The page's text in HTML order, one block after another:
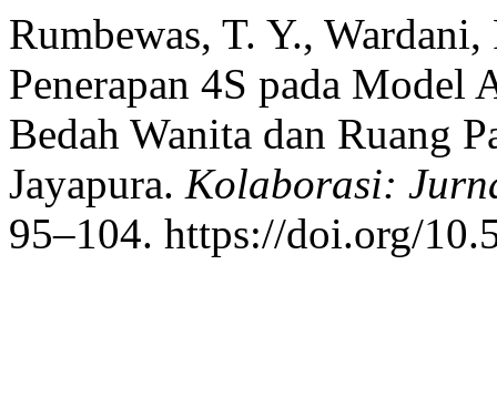
Rumbewas, T. Y.,
Penerapan 4S pada Model
Bedah Wanita dan Ruang
Jayapura. Kolaborasi:
95–104. https://doi.org/